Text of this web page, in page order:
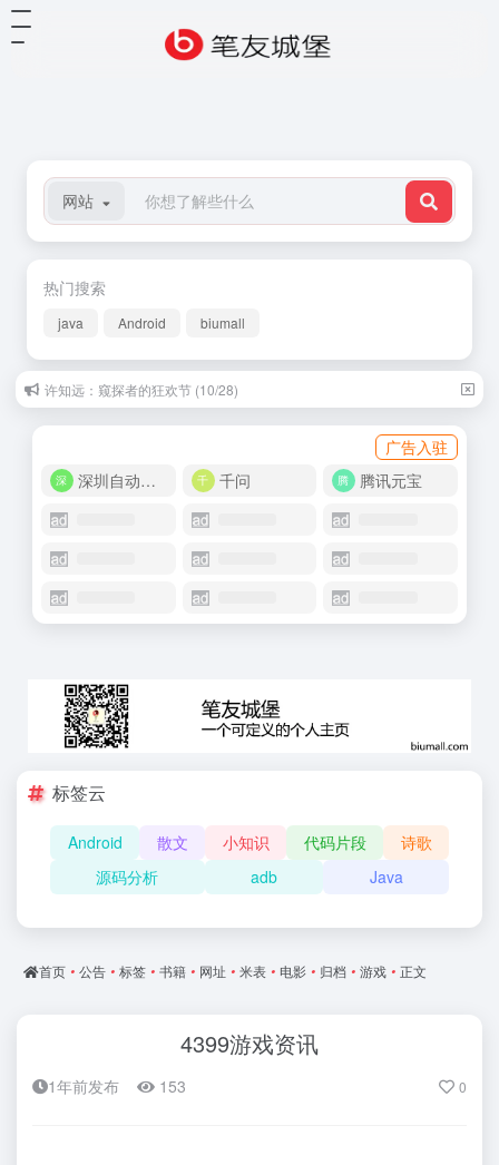
网站
热门搜索
java Android biumall
许知远：窥探者的狂欢节 (10/28)
广告入驻
深圳自动化商城
千问 腾讯元宝
标签云
Android 散文 小知识 代码片段
诗歌
源码分析
adb Java
首页 • 公告 • 标签 • 书籍 • 网址 • 米表 • 电影 • 归档 • 游戏 • 正文
4399游戏资讯
1年前发布 153 0